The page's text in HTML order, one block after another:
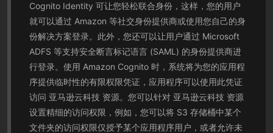
Cognito Identity 可让您轻松联合身份，这样，您的用户
就可以通过 Amazon 等社交身份提供商或使用您自己的身
份解决方案登录。此外，您还可以让用户通过 Microsoft
ADFS 等支持安全断言标记语言 (SAML) 的身份提供商进
行登录。使用 Amazon Cognito 时，系统将为您的应用程
序提供临时性的有限权限凭证，应用程序可以使用此凭证
访问 亚马逊云科技 资源。您可以针对 亚马逊云科技 资源
设置精细的访问权限，例如，您可以将 S3 存储桶中某个
文件夹的访问权限仅授予某个应用程序用户，或者允许未